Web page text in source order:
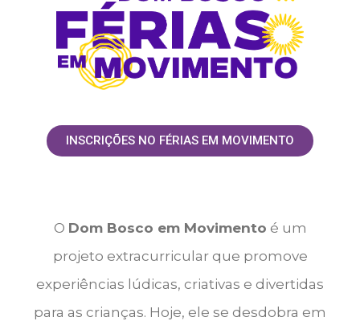
INSCRIÇÕES NO FÉRIAS EM MOVIMENTO
O Dom Bosco em Movimento é um
projeto extracurricular que promove
experiências lúdicas, criativas e divertidas
para as crianças. Hoje, ele se desdobra em